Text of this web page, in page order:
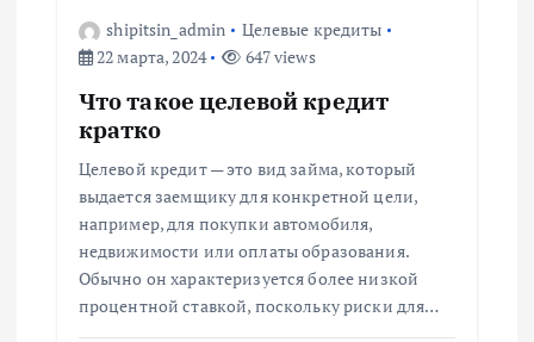
shipitsin_admin
Целевые кредиты
22 марта, 2024
647 views
Что такое целевой кредит
кратко
Целевой кредит — это вид займа, который
выдается заемщику для конкретной цели,
например, для покупки автомобиля,
недвижимости или оплаты образования.
Обычно он характеризуется более низкой
процентной ставкой, поскольку риски для…